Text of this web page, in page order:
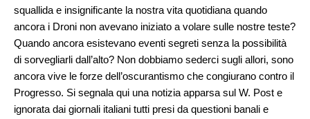
squallida e insignificante la nostra vita quotidiana quando
ancora i Droni non avevano iniziato a volare sulle nostre teste?
Quando ancora esistevano eventi segreti senza la possibilità
di sorvegliarli dall’alto? Non dobbiamo sederci sugli allori, sono
ancora vive le forze dell’oscurantismo che congiurano contro il
Progresso. Si segnala qui una notizia apparsa sul W. Post e
ignorata dai giornali italiani tutti presi da questioni banali e